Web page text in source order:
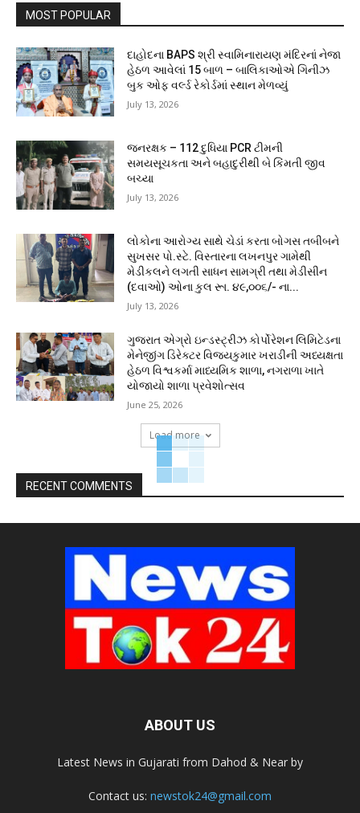
MOST POPULAR
દાહોદના BAPS શ્રી સ્વામિનારાયણ મંદિરનાં નેજા
હેઠળ આવેલાં 15 બાળ – બાલિકાઓએ ગિનીઝ
બુક ઓફ વર્લ્ડ રેકોર્ડમાં સ્થાન મેળવ્યું
July 13, 2026
જનરક્ષક – 112 દુધિયા PCR ટીમની
સમયસૂચકતા અને બહાદુરીથી બે કિંમતી જીવ
બચ્યા
July 13, 2026
લોકોના આરોગ્ય સાથે ચેડાં કરતા બોગસ તબીબને
સુખસર પો.સ્ટે. વિસ્તારના લખનપુર ગામેથી
મેડીકલને લગતી સાધન સામગ્રી તથા મેડીસીન
(દવાઓ) ઓના કુલ રૂા. ૪૯,૦૦૬/- ના...
July 13, 2026
ગુજરાત એગ્રો ઇન્ડસ્ટ્રીઝ કોર્પોરેશન લિમિટેડના
મેનેજીંગ ડિરેક્ટર વિજયકુમાર ખરાડીની અધ્યક્ષતા
હેઠળ વિશ્વકર્મા માધ્યમિક શાળા, નગરાળા ખાતે
યોજાયો શાળા પ્રવેશોત્સવ
June 25, 2026
Load more
RECENT COMMENTS
ABOUT US
Latest News in Gujarati from Dahod & Near by
Contact us: newstok24@gmail.com